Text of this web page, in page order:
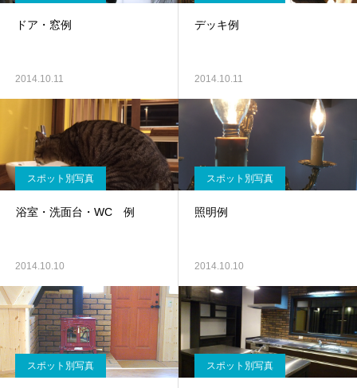
ドア・窓例
2014.10.11
デッキ例
2014.10.11
スポット別写真
浴室・洗面台・WC 例
2014.10.10
スポット別写真
照明例
2014.10.10
スポット別写真 スポット別写真